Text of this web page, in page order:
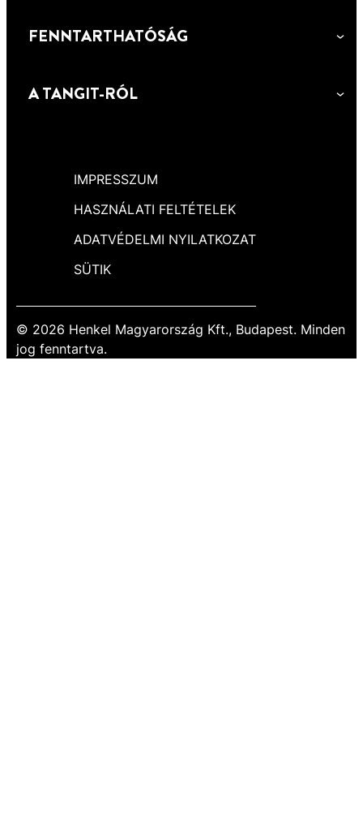
FENNTARTHATÓSÁG
A TANGIT-RÓL
IMPRESSZUM
HASZNÁLATI FELTÉTELEK
ADATVÉDELMI NYILATKOZAT
SÜTIK
© 2026 Henkel Magyarország Kft., Budapest. Minden
jog fenntartva.